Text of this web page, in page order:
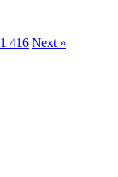
1 416 Next »